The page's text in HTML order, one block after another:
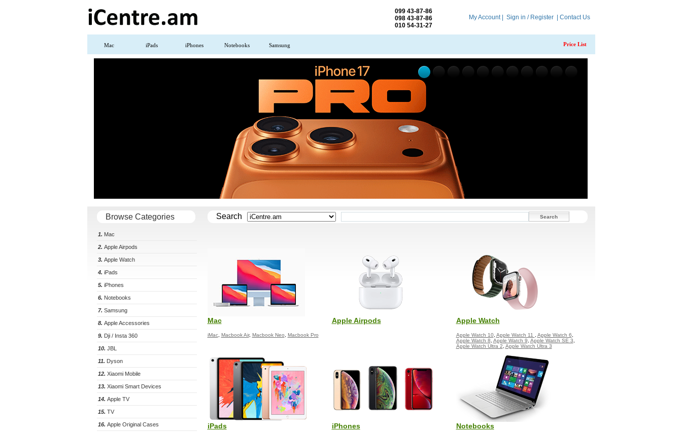
099 43-87-86
098 43-87-86
010 54-31-27
My Account| Sign in / Register| Contact Us
Mac iPads iPhones Notebooks Samsung Price List
Browse Categories
1. Mac
2. Apple Airpods
3. Apple Watch
4. iPads
5. iPhones
6. Notebooks
7. Samsung
8. Apple Accessories
9. Dji / Insta 360
10. JBL
11. Dyson
12. Xiaomi Mobile
13. Xiaomi Smart Devices
14. Apple TV
15. TV
16. Apple Original Cases
Search
Mac
iMac, Macbook Air, Macbook Neo Macbook Pro
Apple Airpods Apple Watch
Apple Watch 10 Apple Watch 11 Apple Watch 6
Apple Watch 8 Apple Watch 9 Apple Watch SE 3
Apple Watch Ultra 2 Apple Watch Ultra 3
iPads iPhones Notebooks